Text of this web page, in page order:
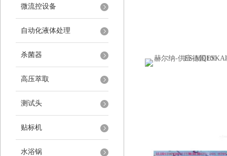
微流控设备
自动化液体处理
杀菌器
高压萃取
测试头
贴标机
水浴锅